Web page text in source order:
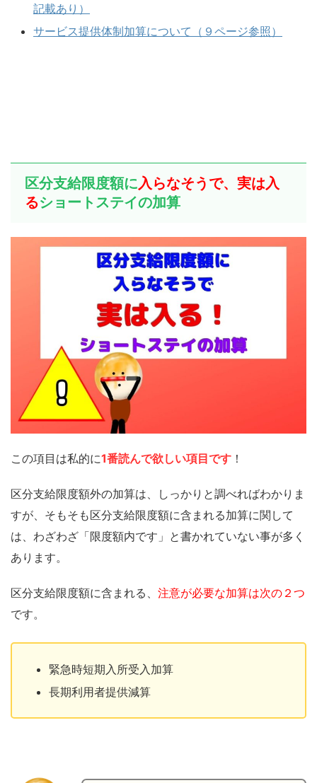
記載あり）
サービス提供体制加算について（９ページ参照）
区分支給限度額に入らなそうで、実は入
るショートステイの加算
この項目は私的に1番読んで欲しい項目です ！
区分支給限度額外の加算は、しっかりと調べればわかりま
すが、そもそも区分支給限度額に含まれる加算に関して
は、わざわざ「限度額内です」と書かれていない事が多く
あります。
区分支給限度額に含まれる、 注意が必要な加算は次の２つ
です。
緊急時短期入所受入加算
長期利用者提供減算